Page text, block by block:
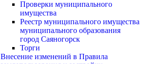
Проверки муниципального
имущества
Реестр муниципального имущества
муниципального образования
город Саяногорск
Торги
Внесение изменений в Правила